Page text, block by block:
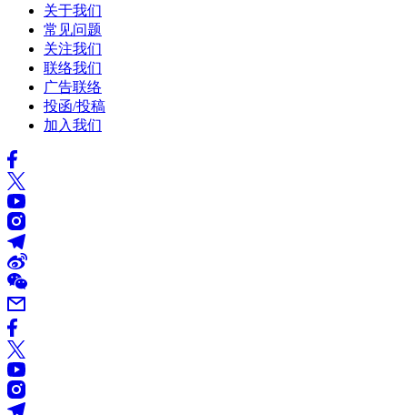
关于我们
常见问题
关注我们
联络我们
广告联络
投函/投稿
加入我们